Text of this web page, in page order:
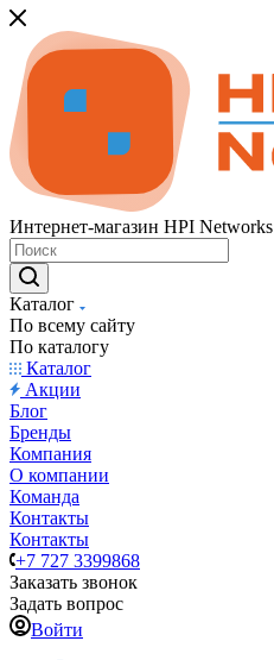
Интернет-магазин HPI Networks
Каталог
По всему сайту
По каталогу
Каталог
Акции
Блог
Бренды
Компания
О компании
Команда
Контакты
Контакты
+7 727 3399868
Заказать звонок
Задать вопрос
Войти